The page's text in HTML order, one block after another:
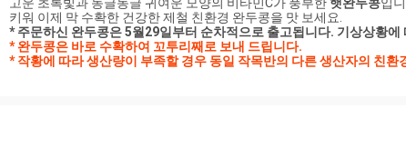
* 주문하신 완두콩은 5월29일부터 순차적으로 출고됩니다. 기상상황
* 완두콩은 바로 수확하여 꼬투리째로 보내 드립니다.
* 작황에 따라 생산량이 부족할 경우 동일 작목반의 다른 생산자의 친